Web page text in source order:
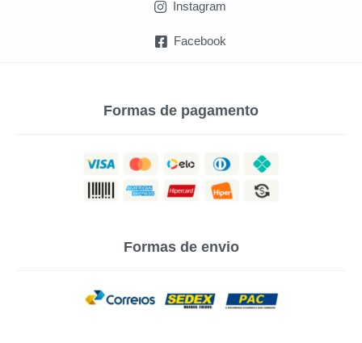
Instagram
Facebook
Formas de pagamento
Formas de envio